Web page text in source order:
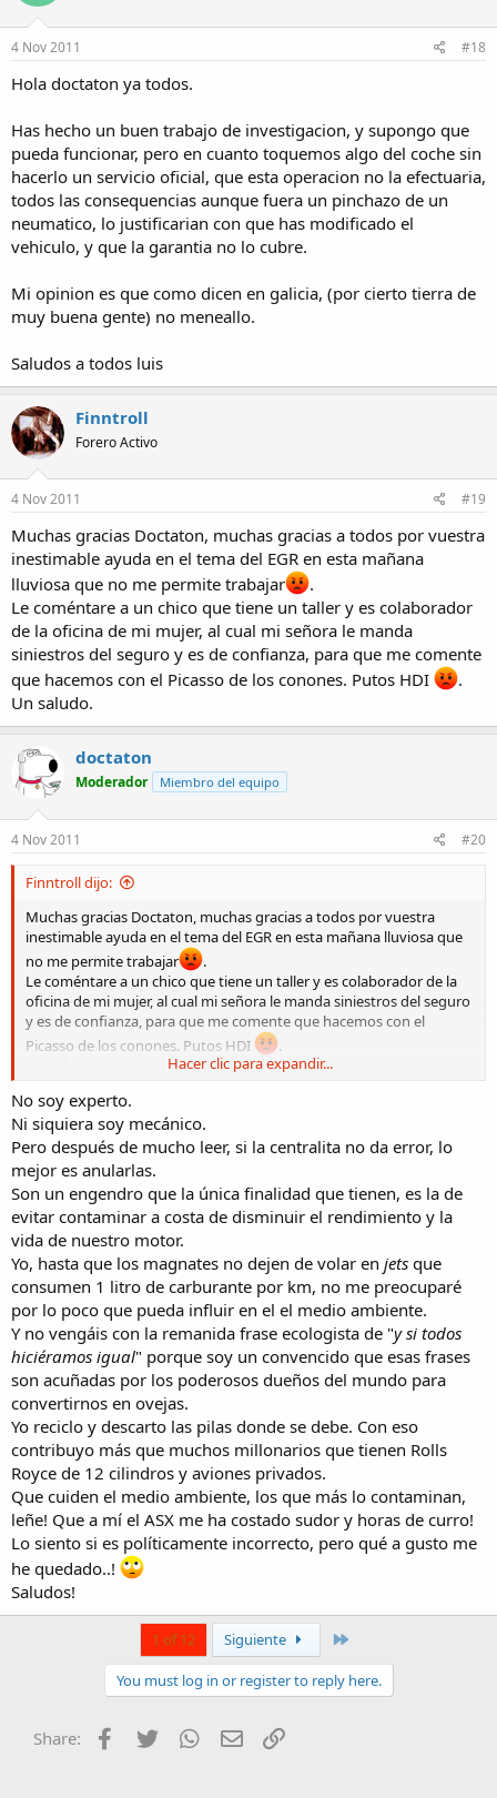
4 Nov 2011 #18
Hola doctaton ya todos.
Has hecho un buen trabajo de investigacion, y supongo que
pueda funcionar, pero en cuanto toquemos algo del coche sin
hacerlo un servicio oficial, que esta operacion no la efectuaria,
todos las consequencias aunque fuera un pinchazo de un
neumatico, lo justificarian con que has modificado el
vehiculo, y que la garantia no lo cubre.
Mi opinion es que como dicen en galicia, (por cierto tierra de
muy buena gente) no meneallo.
Saludos a todos luis
Finntroll
Forero Activo
4 Nov 2011 #19
Muchas gracias Doctaton, muchas gracias a todos por vuestra
inestimable ayuda en el tema del EGR en esta mañana
lluviosa que no me permite trabajar
.
Le coméntare a un chico que tiene un taller y es colaborador
de la oficina de mi mujer, al cual mi señora le manda
siniestros del seguro y es de confianza, para que me comente
que hacemos con el Picasso de los conones. Putos HDI
.
Un saludo.
doctaton
Moderador Miembro del equipo
4 Nov 2011 #20
Finntroll dijo:
Muchas gracias Doctaton, muchas gracias a todos por vuestra
inestimable ayuda en el tema del EGR en esta mañana lluviosa que
no me permite trabajar
.
Le coméntare a un chico que tiene un taller y es colaborador de la
oficina de mi mujer, al cual mi señora le manda siniestros del seguro
y es de confianza, para que me comente que hacemos con el
Picasso de los conones. Putos HDI
.
Hacer clic para expandir...
No soy experto.
Ni siquiera soy mecánico.
Pero después de mucho leer, si la centralita no da error, lo
mejor es anularlas.
Son un engendro que la única finalidad que tienen, es la de
evitar contaminar a costa de disminuir el rendimiento y la
vida de nuestro motor.
Yo, hasta que los magnates no dejen de volar en jets que
consumen 1 litro de carburante por km, no me preocuparé
por lo poco que pueda influir en el el medio ambiente.
Y no vengáis con la remanida frase ecologista de "y si todos
hiciéramos igual" porque soy un convencido que esas frases
son acuñadas por los poderosos dueños del mundo para
convertirnos en ovejas.
Yo reciclo y descarto las pilas donde se debe. Con eso
contribuyo más que muchos millonarios que tienen Rolls
Royce de 12 cilindros y aviones privados.
Que cuiden el medio ambiente, los que más lo contaminan,
leñe! Que a mí el ASX me ha costado sudor y horas de curro!
Lo siento si es políticamente incorrecto, pero qué a gusto me
he quedado..!
Saludos!
1 of 12 Siguiente
You must log in or register to reply here.
Share: Facebook
Twitter WhatsApp
E-mail